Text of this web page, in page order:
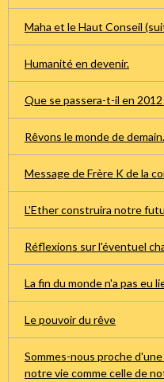
Maha et le Haut Conseil
Humanité en devenir.
Que se passera-t-il en 2012
Rêvons le monde de demain.
Message de Frère K de la
L'Ether construira notre
Réflexions sur l'éventuel
La fin du monde n'a pas eu
Le pouvoir du rêve
Sommes-nous proche
notre vie comme celle de